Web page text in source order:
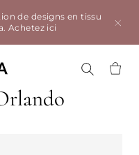
de designs en tissu
Achetez ici